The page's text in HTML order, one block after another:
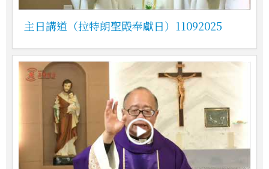
主日講道（拉特朗聖殿奉獻日）11092025